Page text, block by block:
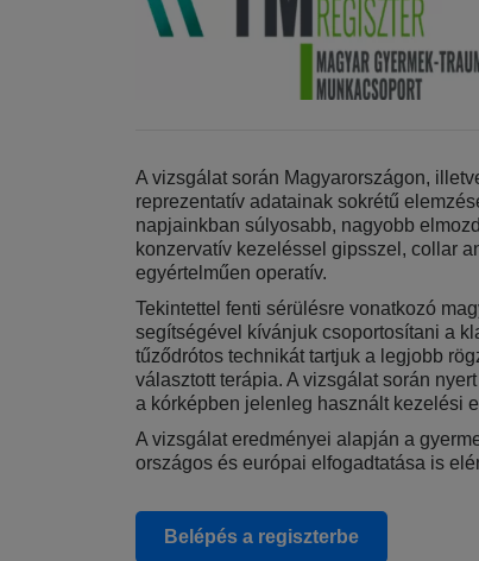
A vizsgálat során Magyarországon,
reprezentatív adatainak sokrétű
napjainkban súlyosabb, nagyobb
konzervatív kezeléssel gipsszel, collar
egyértelműen operatív.
Tekintettel fenti sérülésre vonatkozó
segítségével kívánjuk csoportosítani a
tűződrótos technikát tartjuk a legjobb
választott terápia. A vizsgálat során
a kórképben jelenleg használt kezelési
A vizsgálat eredményei alapján a
országos és európai elfogadtatása is
Belépés a regiszterbe